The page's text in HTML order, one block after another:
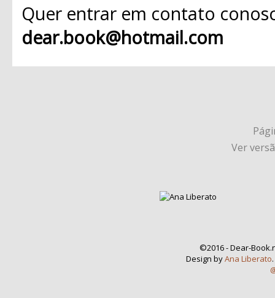
Quer entrar em contato
dear.book@hotmail.com
Ver
©2016 - Dear-
Design byAna Liberato